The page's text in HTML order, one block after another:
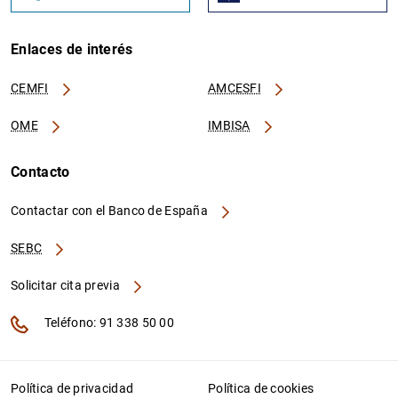
Enlaces de interés
CEMFI AMCESFI
OME IMBISA
Contacto
Contactar con el Banco de España
SEBC
Solicitar cita previa
Teléfono: 91 338 50 00
Política de privacidad Política de cookies